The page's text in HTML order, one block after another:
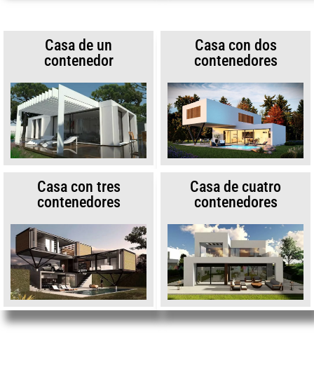
Casa de un
contenedor
Casa con dos
contenedores
Casa con tres
contenedores
Casa de cuatro
contenedores